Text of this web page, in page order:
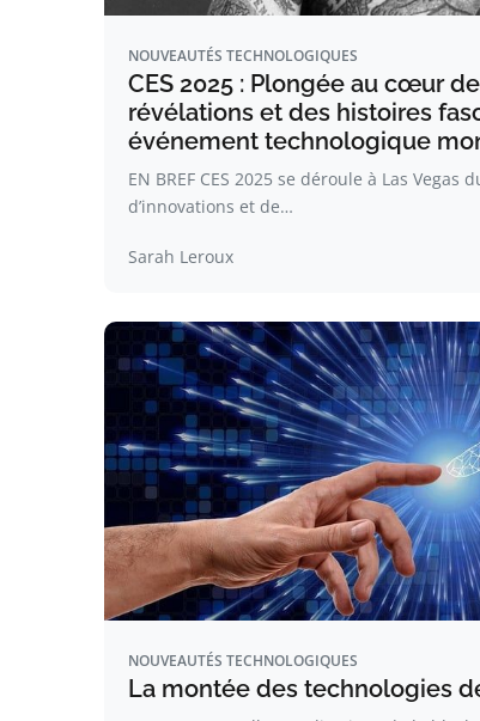
NOUVEAUTÉS TECHNOLOGIQUES
CES 2025 : Plongée au cœur
révélations et des histoires
événement technologique
EN BREF CES 2025 se déroule à Las
d’innovations et de…
Sarah Leroux
NOUVEAUTÉS TECHNOLOGIQUES
La montée des technologies